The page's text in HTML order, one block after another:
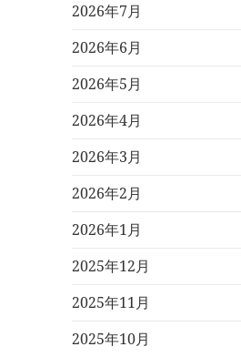
2026年7月
2026年6月
2026年5月
2026年4月
2026年3月
2026年2月
2026年1月
2025年12月
2025年11月
2025年10月